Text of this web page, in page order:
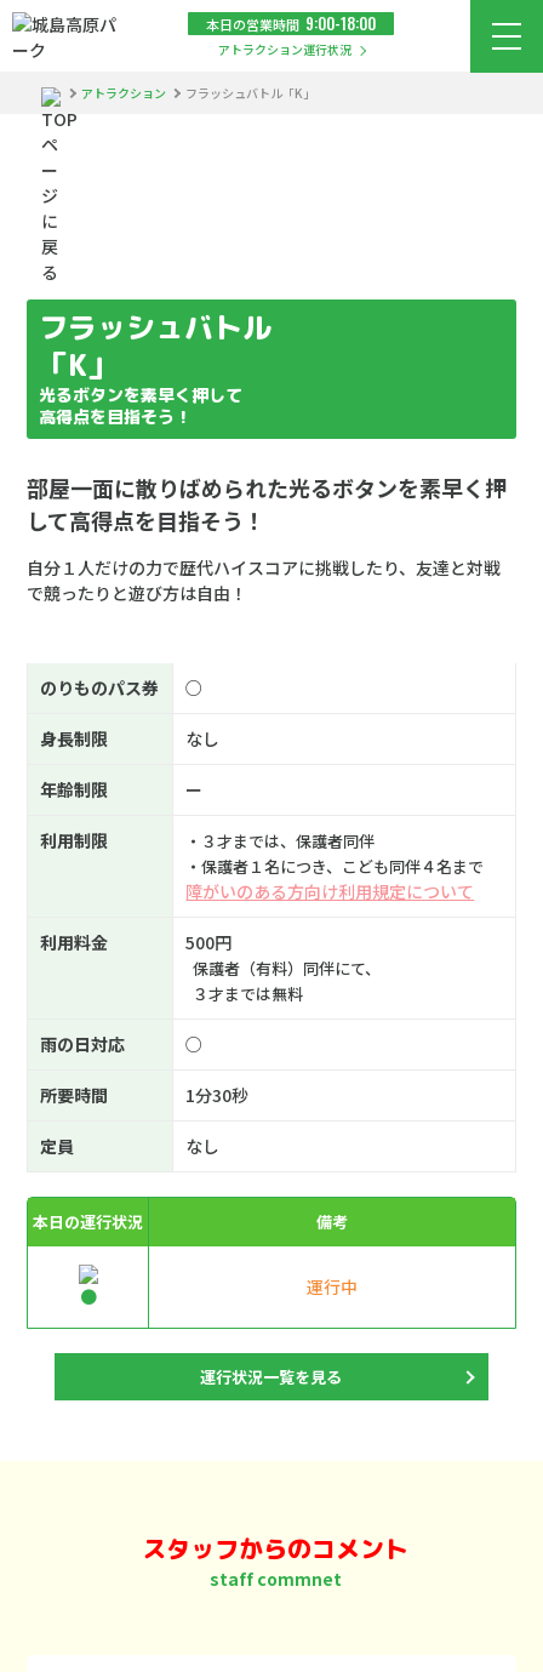
本日の営業時間 9:00-18:00
アトラクション運行状況 メ
アトラクション フラッシュバトル「K」
フラッシュバトル
「K」
光るボタンを素早く押して
高得点を目指そう！
部屋一面に散りばめられた光るボタンを素早く押
して高得点を目指そう！
自分１人だけの力で歴代ハイスコアに挑戦したり、友達と対戦
で競ったりと遊び方は自由！
のりものパス券 ○
身長制限 なし
年齢制限 ー
利用制限
・３才までは、保護者同伴
・保護者１名につき、こども同伴４名まで
障がいのある方向け利用規定について
利用料金 500円
保護者（有料）同伴にて、
３才までは無料
雨の日対応 ○
所要時間 1分30秒
定員 なし
本日の運行状況 備考
運行中
運行状況一覧を見る
スタッフからのコメント
staff commnet